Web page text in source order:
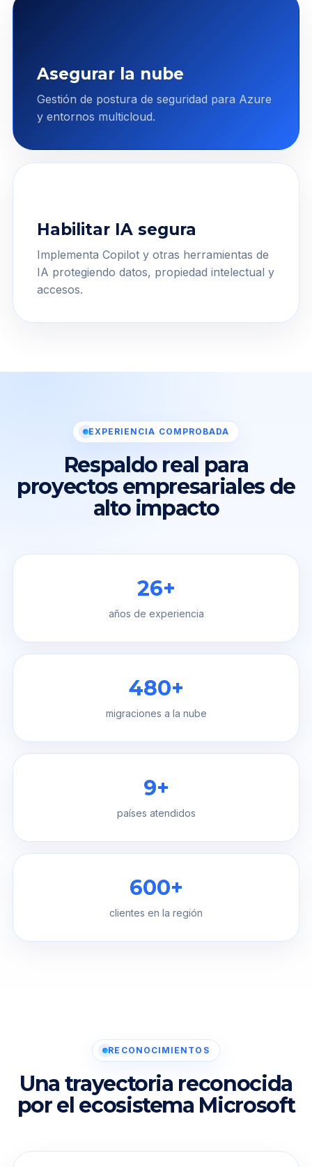
Asegurar la nube
Gestión de postura de seguridad para Azure
y entornos multicloud.
Habilitar IA segura
Implementa Copilot y otras herramientas de
IA protegiendo datos, propiedad intelectual y
accesos.
EXPERIENCIA COMPROBADA
Respaldo real para
proyectos empresariales de
alto impacto
26+
años de experiencia
480+
migraciones a la nube
9+
países atendidos
600+
clientes en la región
RECONOCIMIENTOS
Una trayectoria reconocida
por el ecosistema Microsoft